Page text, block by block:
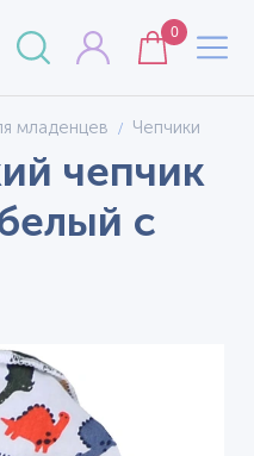
0
младенцев Чепчики
чепчик
с